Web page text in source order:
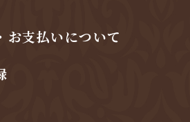
お支払いについて